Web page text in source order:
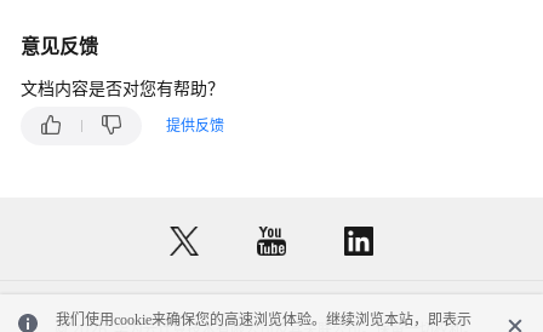
速
入
门
意见反馈
文档内容是否对您有帮助？
提供反馈
我们使用cookie来确保您的高速浏览体验。继续浏览本站，即表示